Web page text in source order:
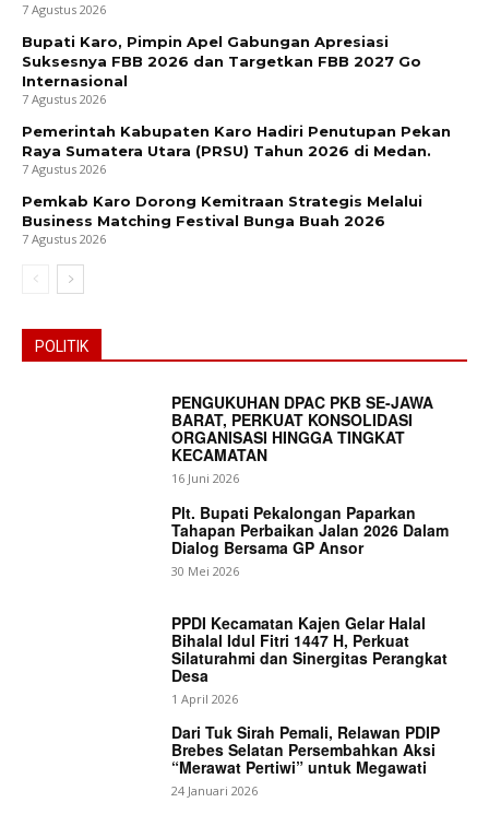
Company
Contact us
Subscription Plans
My account
Bagikan Artikel
Berita Lainnya
Skala Besar Antisipasi Street Crime dan Balap Liar
7 Agustus 2026
Bupati Karo, Pimpin Apel Gabungan Apresiasi
Suksesnya FBB 2026 dan Targetkan FBB 2027 Go
Internasional
7 Agustus 2026
Pemerintah Kabupaten Karo Hadiri Penutupan Pekan
Raya Sumatera Utara (PRSU) Tahun 2026 di Medan.
7 Agustus 2026
Pemkab Karo Dorong Kemitraan Strategis Melalui
Business Matching Festival Bunga Buah 2026
7 Agustus 2026
POLITIK
PENGUKUHAN DPAC PKB SE-JAWA
BARAT, PERKUAT KONSOLIDASI
ORGANISASI HINGGA TINGKAT
KECAMATAN
16 Juni 2026
Plt. Bupati Pekalongan Paparkan
Tahapan Perbaikan Jalan 2026 Dalam
Dialog Bersama GP Ansor
30 Mei 2026
PPDI Kecamatan Kajen Gelar Halal
Bihalal Idul Fitri 1447 H, Perkuat
Silaturahmi dan Sinergitas Perangkat
Desa
1 April 2026
Dari Tuk Sirah Pemali, Relawan PDIP
Brebes Selatan Persembahkan Aksi
“Merawat Pertiwi” untuk Megawati
24 Januari 2026